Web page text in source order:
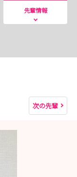
ルートサイトよ
先輩情報
次の先輩